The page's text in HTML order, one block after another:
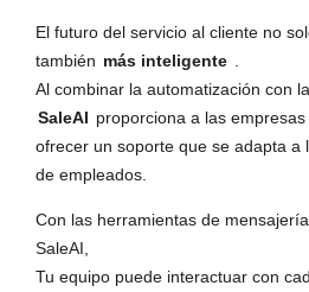
El futuro del servicio al cliente no
también más inteligente
Al combinar la automatización con
SaleAI proporciona a las
ofrecer un soporte que se adapta a
de empleados.
Con las herramientas de
SaleAI,
Tu equipo puede interactuar con